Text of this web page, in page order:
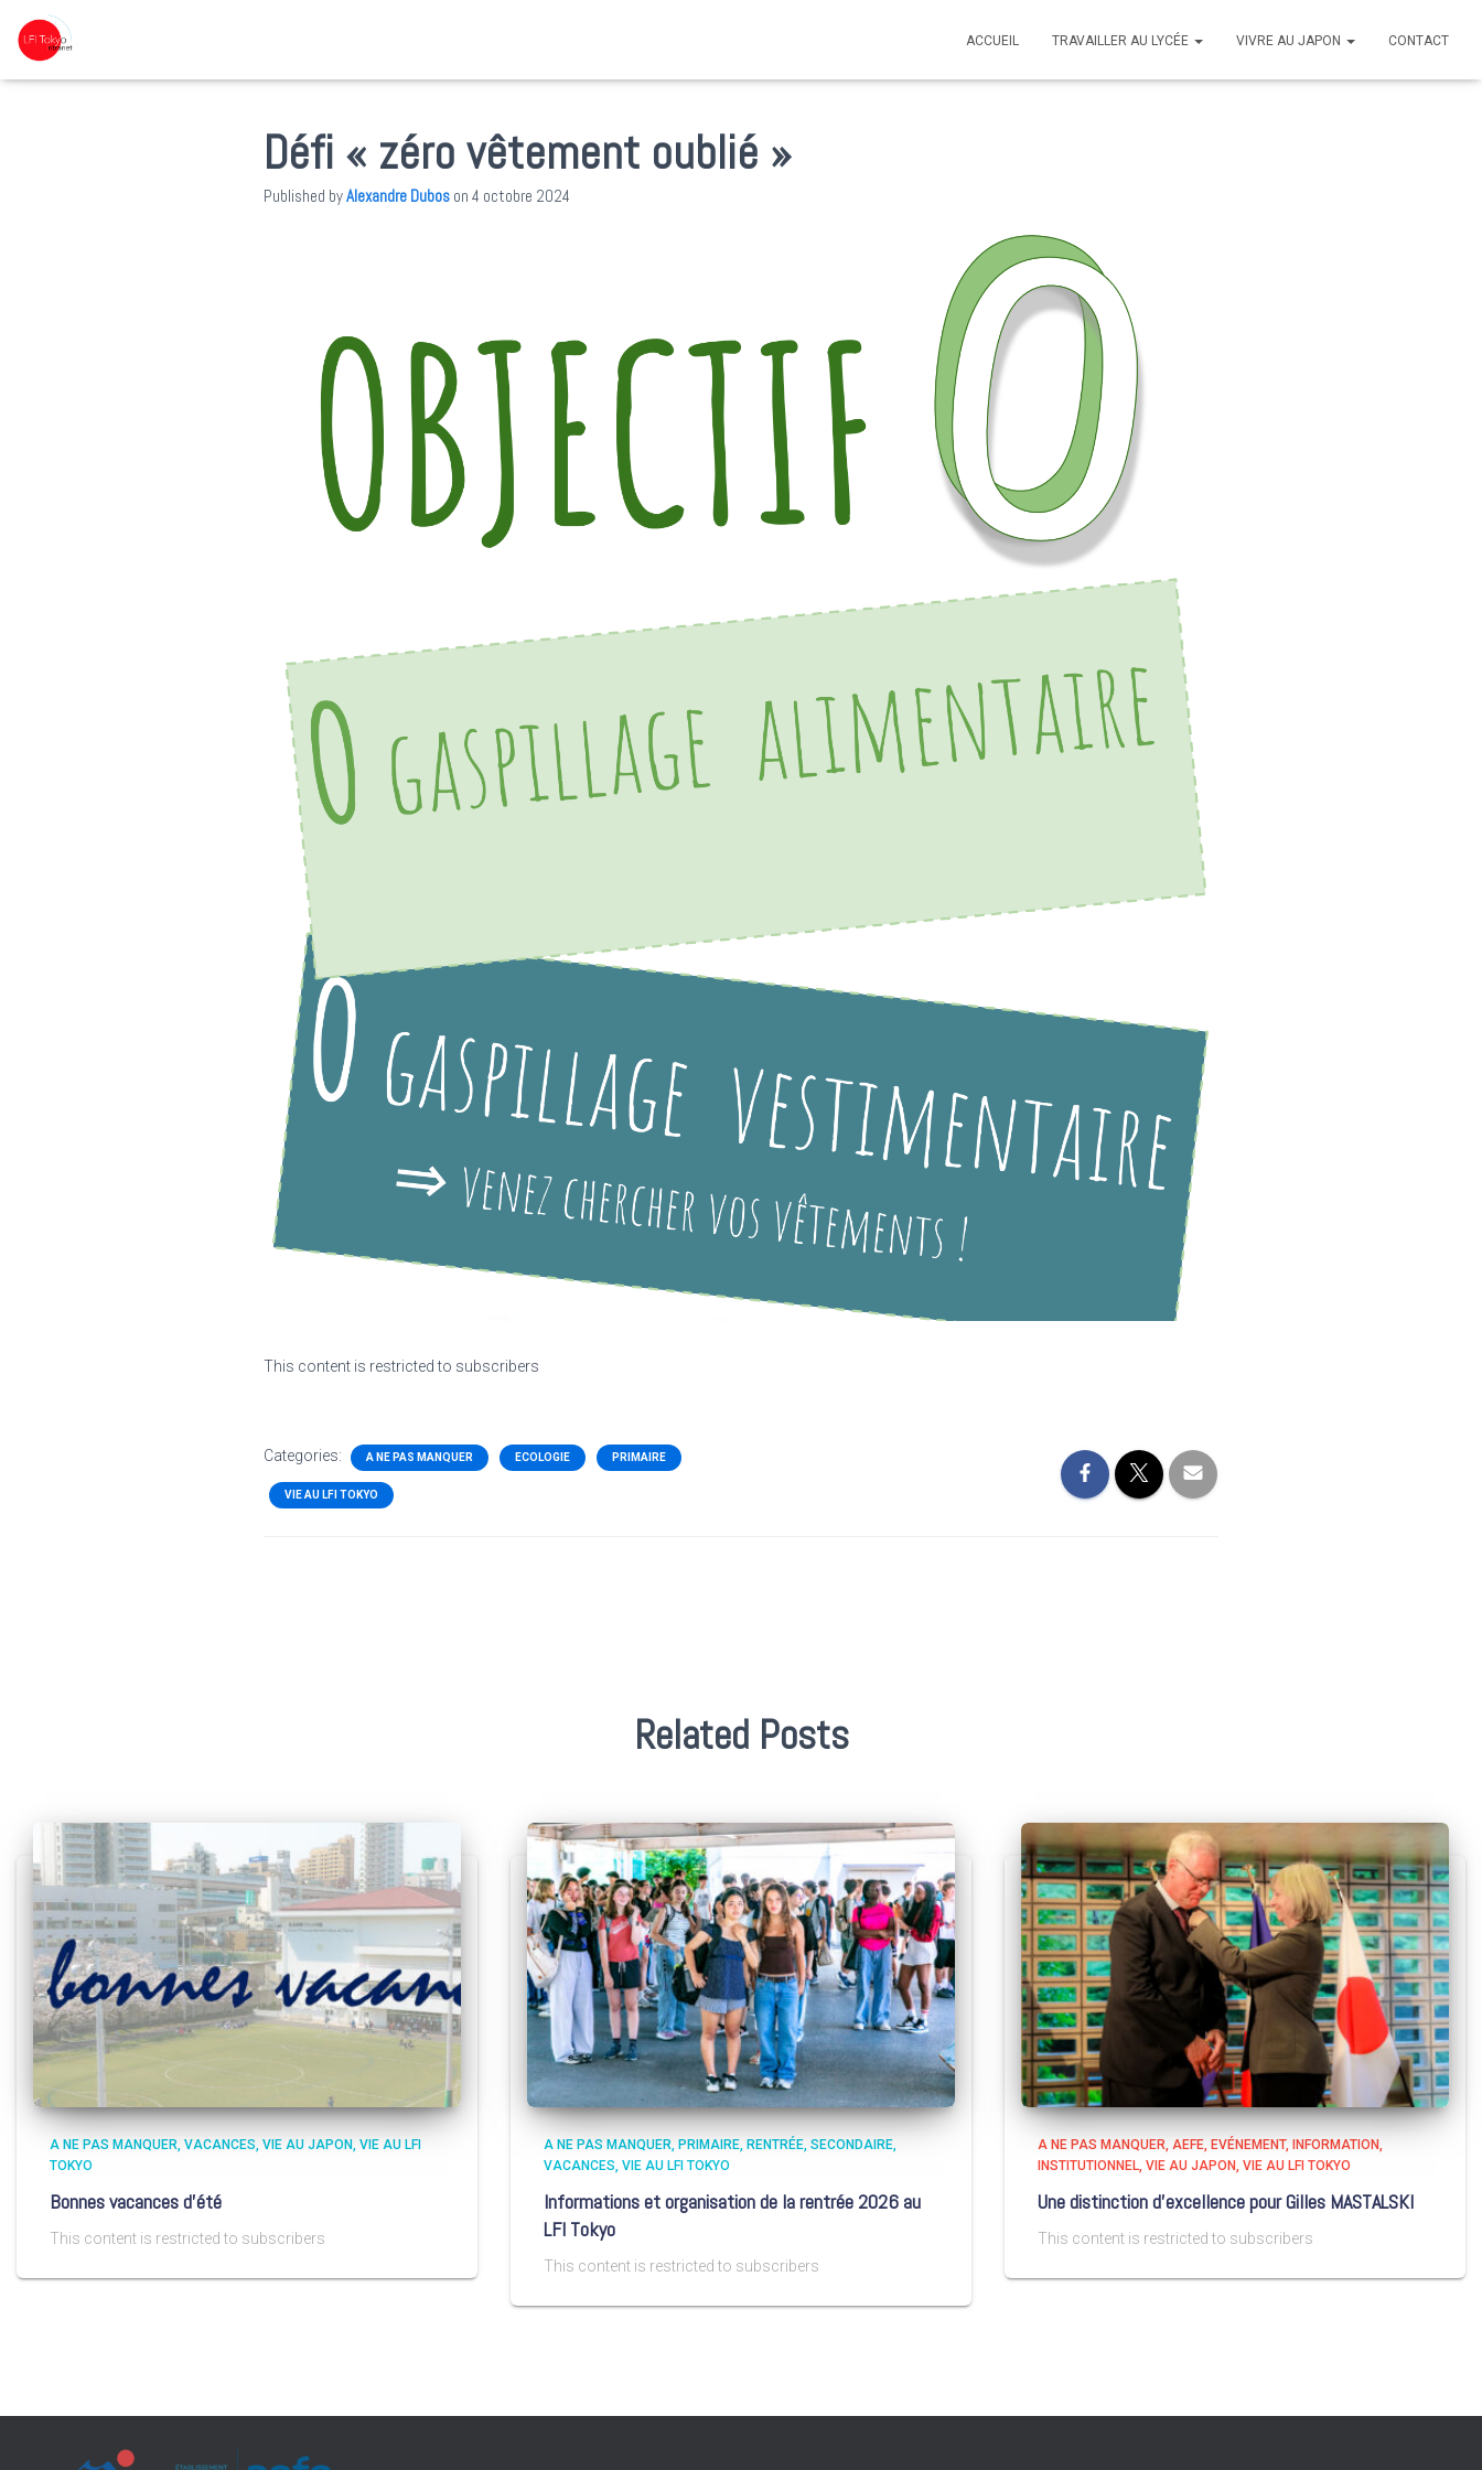
ACCUEIL TRAVAILLER AU LYCÉE VIVRE AU JAPON CONTACT
Défi « zéro vêtement oublié »
Published byAlexandre Dubos on 4 octobre 2024
This content is restricted to subscribers
Categories: A NE PAS MANQUER ECOLOGIE PRIMAIRE
VIE AU LFI TOKYO
Related Posts
A NE PAS MANQUER VACANCES VIE AU JAPON VIE AU LFI
TOKYO
Bonnes vacances d’été
This content is restricted to subscribers
A NE PAS MANQUER PRIMAIRE RENTRÉE SECONDAIRE
VACANCES VIE AU LFI TOKYO
Informations et organisation de la rentrée 2026 au
LFI Tokyo
This content is restricted to subscribers
A NE PAS MANQUER AEFE EVÉNEMENT
INFORMATION
INSTITUTIONNEL VIE AU JAPON VIE AU LFI TOKYO
Une distinction d’excellence pour Gilles MASTALSKI
This content is restricted to subscribers